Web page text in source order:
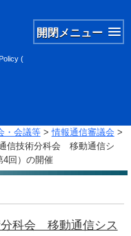
開閉メニュー
(
・会議等>情報通信審議会 >
信技術分科会 移動通信シ
4回）の開催
科会 移動通信シス